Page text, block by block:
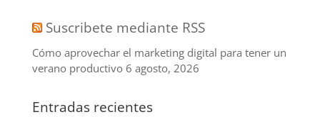
Suscribete mediante RSS
Cómo aprovechar el marketing digital para tener un
verano productivo 6 agosto, 2026
Entradas recientes